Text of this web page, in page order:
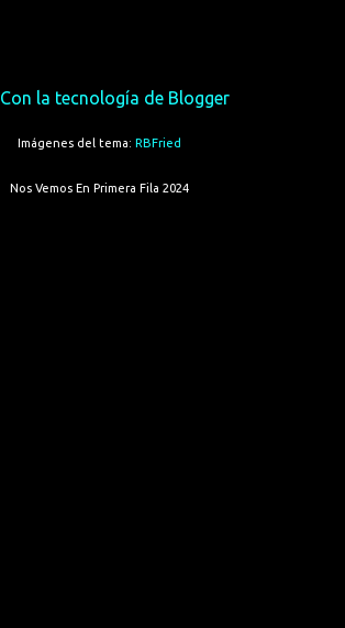
Con la tecnología de Blogger
Imágenes del tema: RBFried
Nos Vemos En Primera Fila 2024